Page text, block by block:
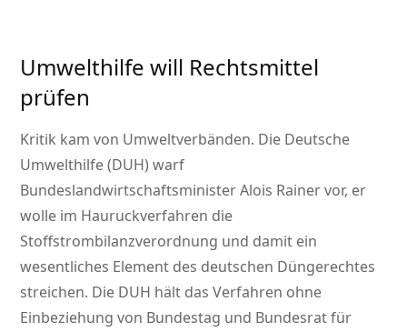
Umwelthilfe will Rechtsmittel
prüfen
Kritik kam von Umweltverbänden. Die Deutsche
Umwelthilfe (DUH) warf
Bundeslandwirtschaftsminister Alois Rainer vor, er
wolle im Hauruckverfahren die
Stoffstrombilanzverordnung und damit ein
wesentliches Element des deutschen Düngerechtes
streichen. Die DUH hält das Verfahren ohne
Einbeziehung von Bundestag und Bundesrat für